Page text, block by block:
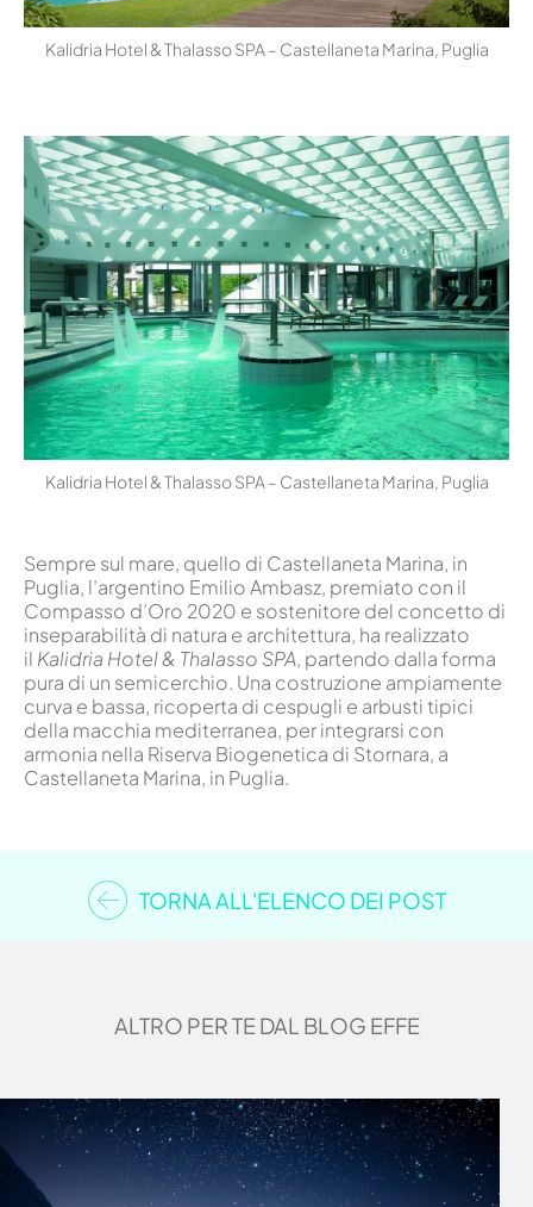
Kalidria Hotel & Thalasso SPA – Castellaneta Marina, Puglia
Kalidria Hotel & Thalasso SPA – Castellaneta Marina, Puglia
Sempre sul mare, quello di Castellaneta Marina, in
Puglia, l’argentino Emilio Ambasz, premiato con il
Compasso d’Oro 2020 e sostenitore del concetto di
inseparabilità di natura e architettura, ha realizzato
il Kalidria Hotel & Thalasso SPA, partendo dalla forma
pura di un semicerchio. Una costruzione ampiamente
curva e bassa, ricoperta di cespugli e arbusti tipici
della macchia mediterranea, per integrarsi con
armonia nella Riserva Biogenetica di Stornara, a
Castellaneta Marina, in Puglia.
TORNA ALL'ELENCO DEI POST
ALTRO PER TE DAL BLOG EFFE